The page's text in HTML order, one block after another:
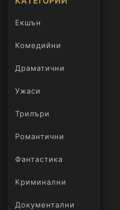
Екшън
Комедийни
Драматични
Ужаси
Трилъри
онлайн
Романтични
Фантастика
Криминални
Документални